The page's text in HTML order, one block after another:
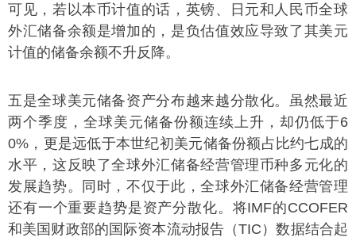
可见，若以本币计值的话，英镑、日元和人民币全球
外汇储备余额是增加的，是负估值效应导致了其美元
计值的储备余额不升反降。
五是全球美元储备资产分布越来越分散化。虽然最近
两个季度，全球美元储备份额连续上升，却仍低于6
0%，更是远低于本世纪初美元储备份额占比约七成的
水平，这反映了全球外汇储备经营管理币种多元化的
发展趋势。同时，不仅于此，全球外汇储备经营管理
还有一个重要趋势是资产分散化。将IMF的CCOFER
和美国财政部的国际资本流动报告（TIC）数据结合起